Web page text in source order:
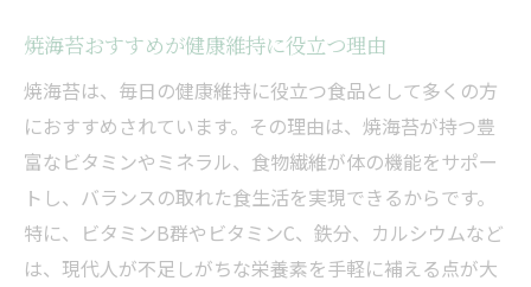
焼海苔おすすめが健康維持に役立つ理由
焼海苔は、毎日の健康維持に役立つ食品として多くの方
におすすめされています。その理由は、焼海苔が持つ豊
富なビタミンやミネラル、食物繊維が体の機能をサポー
トし、バランスの取れた食生活を実現できるからです。
特に、ビタミンB群やビタミンC、鉄分、カルシウムなど
は、現代人が不足しがちな栄養素を手軽に補える点が大